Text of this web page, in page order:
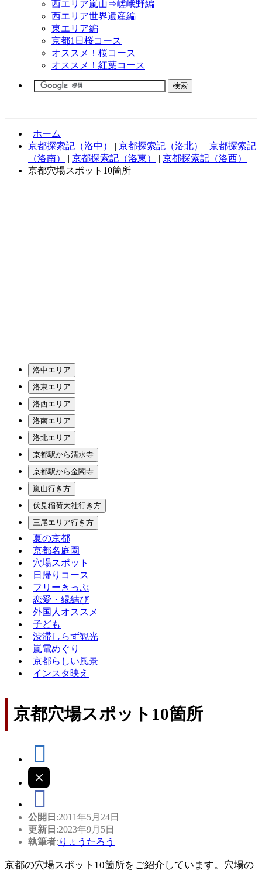
西エリア嵐山⇒嵯峨野編
西エリア世界遺産編
東エリア編
京都1日桜コース
オススメ！桜コース
オススメ！紅葉コース
ホーム
京都探索記（洛中）
| 京都探索記（洛北） | 京都探索記
（洛南）
| 京都探索記（洛東） | 京都探索記（洛西）
京都穴場スポット10箇所
洛中エリア
洛東エリア
洛西エリア
洛南エリア
洛北エリア
京都駅から清水寺
京都駅から金閣寺
嵐山行き方
伏見稲荷大社行き方
三尾エリア行き方
夏の京都
京都名庭園
穴場スポット
日帰りコース
フリーきっぷ
恋愛・縁結び
外国人オススメ
子ども
渋滞しらず観光
嵐電めぐり
京都らしい風景
インスタ映え
京都穴場スポット10箇所
公開日 :2011年5月24日
更新日 :2023年9月5日
執筆者: りょうたろう
京都の穴場スポット10箇所をご紹介しています。穴場の